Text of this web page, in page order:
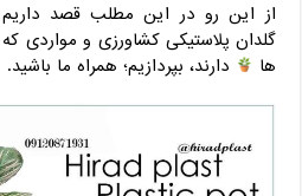
از این رو در این مطلب قصد داریم
گلدان پلاستیکی کشاورزی و مواردی
ها
دارند، بپردازیم؛ همراه ما باشید.